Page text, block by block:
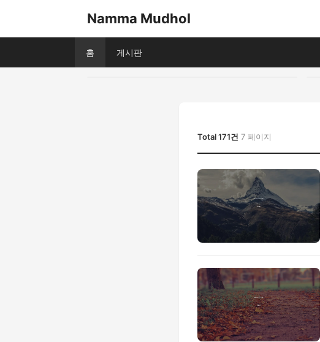
Namma Mudhol
홈 게시판
Total 171건 7 페이지